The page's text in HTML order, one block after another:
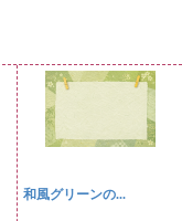
和風グリーンの...